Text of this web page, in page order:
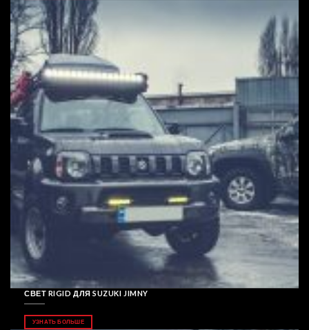
СВЕТ RIGID ДЛЯ SUZUKI JIMNY
УЗНАТЬ БОЛЬШЕ